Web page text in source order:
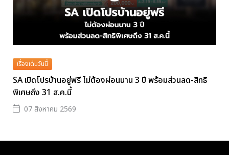
เรื่องเด่นวันนี้
SA เปิดโปรบ้านอยู่ฟรี ไม่ต้องผ่อนนาน 3 ปี พร้อมส่วนลด-สิทธิ
พิเศษถึง 31 ส.ค.นี้
07 สิงหาคม 2569